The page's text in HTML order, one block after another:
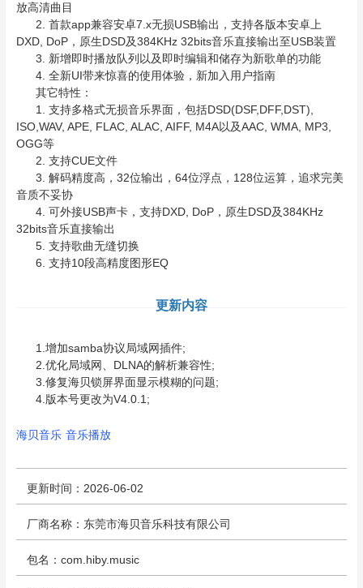
放高清曲目
2. 首款app兼容安卓7.x无损USB输出，支持各版本安卓上
DXD, DoP，原生DSD及384KHz 32bits音乐直接输出至USB装置
3. 新增即时播放队列以及即时编辑和储存为新歌单的功能
4. 全新UI带来惊喜的使用体验，新加入用户指南
其它特性：
1. 支持多格式无损音乐界面，包括DSD(DSF,DFF,DST),
ISO,WAV, APE, FLAC, ALAC, AIFF, M4A以及AAC, WMA, MP3,
OGG等
2. 支持CUE文件
3. 解码精度高，32位输出，64位浮点，128位运算，追求完美
音质不妥协
4. 可外接USB声卡，支持DXD, DoP，原生DSD及384KHz
32bits音乐直接输出
5. 支持歌曲无缝切换
6. 支持10段高精度图形EQ
更新内容
1.增加samba协议局域网插件;
2.优化局域网、DLNA的解析兼容性;
3.修复海贝锁屏界面显示模糊的问题;
4.版本号更改为V4.0.1;
海贝音乐 音乐播放
更新时间：2026-06-02
厂商名称：东莞市海贝音乐科技有限公司
包名：com.hiby.music